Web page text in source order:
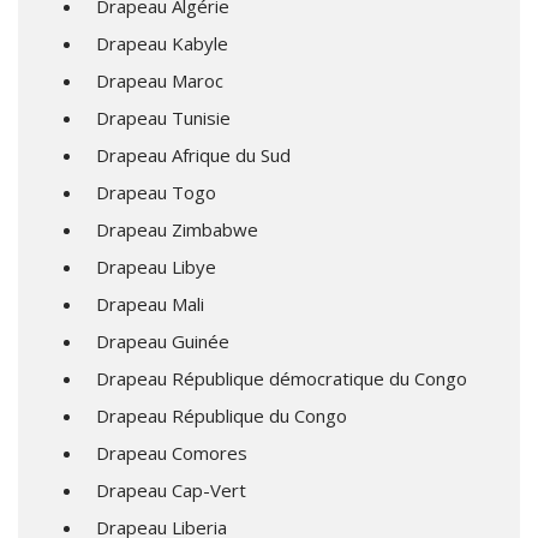
Drapeau Algérie
Drapeau Kabyle
Drapeau Maroc
Drapeau Tunisie
Drapeau Afrique du Sud
Drapeau Togo
Drapeau Zimbabwe
Drapeau Libye
Drapeau Mali
Drapeau Guinée
Drapeau République démocratique du Congo
Drapeau République du Congo
Drapeau Comores
Drapeau Cap-Vert
Drapeau Liberia